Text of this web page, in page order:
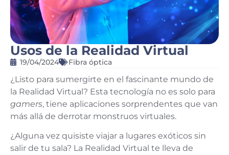
Usos de la Realidad Virtual
19/04/2024 Fibra óptica
¿Listo para sumergirte en el fascinante mundo de
la Realidad Virtual? Esta tecnología no es solo para
gamers, tiene aplicaciones sorprendentes que van
más allá de derrotar monstruos virtuales.
¿Alguna vez quisiste viajar a lugares exóticos sin
salir de tu sala? La Realidad Virtual te lleva de